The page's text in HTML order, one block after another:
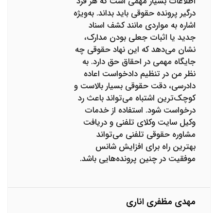
درگیر پرونده حقوقی باید بداند. به‌ویژه
اشاره به مواردی مانند کشف اسناد
جدید یا اثبات جعلی بودن مدارک،
نشان می‌دهد که این نهاد حقوقی چه
جایگاه مهمی در احقاق حق دارد. به
نظر من در تنظیم دادخواست اعاده
دادرسی، دقت حقوقی بسیار بالاست و
کوچک‌ترین اشتباه می‌تواند باعث رد
درخواست شود. استفاده از خدمات
وکیل سایت وکلای تلفنی و دریافت
مشاوره حقوقی تلفنی می‌تواند
بهترین راه برای افزایش شانس
موفقیت در چنین پرونده‌هایی باشد.
مهدی مظفری اناری